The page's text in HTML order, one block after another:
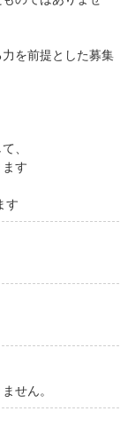
を前提とした募集
、
す
す
せん。